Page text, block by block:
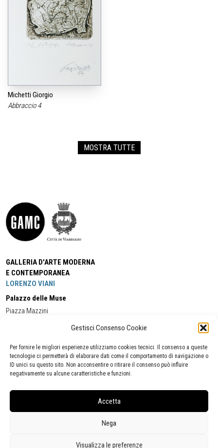
Gestisci Consenso Cookie
Per fornire le migliori esperienze utilizziamo cookies tecnici. Il consenso a queste
tecnologie ci permetterà di elaborare dati come il comportamento di navigazione o
ID unici su questo sito. Non acconsentire o ritirare il consenso può influire
negativamente su alcune caratteristiche e funzioni.
Accetta
Nega
Visualizza le preferenze
Michetti Giorgio
Abbraccio 4
MOSTRA TUTTE
GALLERIA D'ARTE MODERNA
E CONTEMPORANEA
LORENZO VIANI
Palazzo delle Muse
Piazza Mazzini
Cell:+39 338 5714978 (orario apertura Galleria)
Tel:
+39 0584 944580
(orario 09.00/13.00)
Email:gamc@comune.viareggio.lu.it
Segnalazione di inaccessibilità